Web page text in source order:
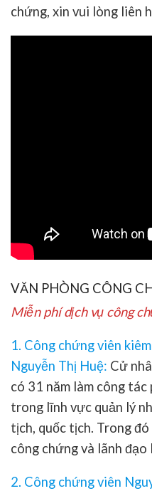
chứng, xin vui lòng liên
VĂN PHÒNG CÔNG
Miễn phí dịch vụ công
1. Công chứng viên
Nguyễn Thị Huệ: Cử
có 31 năm làm công
trong lĩnh vực quản lý
tịch, quốc tịch. Trong
công chứng và lãnh đạo
2. Công chứng viên